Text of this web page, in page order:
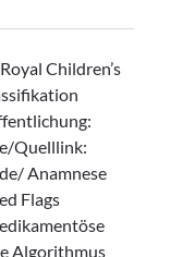
Children’s
Quelllink:
Anamnese
Flags
Algorithmus